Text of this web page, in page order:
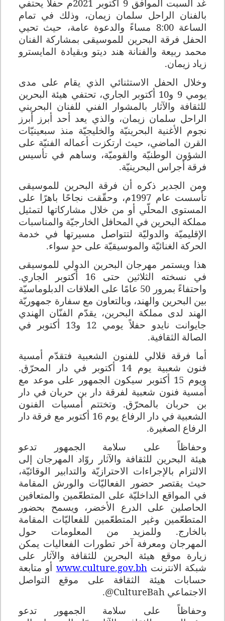
غد السبت الموافق9 أكتوبر 2021م حفلاً يحتفي
بالفنان الراحل سلمان زيمان، وذلك في تمام
الساعة8:00 مساءً والدعوة عامة، حيث تحيي
الحفل فرقة البحرين للموسيقى بمشاركة الفنان
محمد ربيعة والفنانة هند ديتو وبقيادة المايسترو
زياد زيمان.
وخلال الحفل الاستثنائي الذي يقام على مدى
يومي9 و10 أكتوبر الجاري، تحتفي هيئة البحرين
للثقافة والآثار بالمشوار الفني للفنان البحريني
الراحل سلمان زيمان، والذي يعد أحد أبرز أبرز
نجوم الأغنية البحرينيّة والخليجيّة منذ سبعينيّات
القرن الماضي، حيث ارتكزت أعماله الفنيّة على
الشؤون الوطنيّة والقوميّة، وساهم في تأسيس
فرقة أجراس البحرينيّة.
ومن الجدير ذكره أن فرقة البحرين للموسيقى
تأسست عام 1997م، وحقّقت نجاحًا باهرًا على
المستوى المحلّي أو من خلال مشاركاتها لتمثيل
مملكة البحرين في المحافل الخارجيّة والمناسبات
الإقليميّة والدوليّة لتتواصل مسيرتها في خدمة
الحركة الغنائيّة والموسيقيّة على حدٍ سواء.
هذا ويستمر مهرجان البحرين الدولي للموسيقى
في نسخته الثلاثين حتى16 أكتوبر الجاري.
واحتفاءً بمرور 50 عامًا على العلاقات الدبلوماسيّة
بين البحرين والهند، وبالتعاون مع سفارة جمهوريّة
الهند لدى مملكة البحرين، يقدّم الفنّان الهندي
جايوانت نايدو حفلاً يومي 12 و13 أكتوبر في
الصالة الثقافية.
أما فرقة قلالي للفنون الشعبية فتقدّم أمسية
فنون شعبية يوم14 أكتوبر في دار المحرّق.
ويوم 15 أكتوبر سيكون الجمهور على موعد مع
أمسية فنون شعبية لفرقة دار بن حربان في دار
بن حربان بالمحرّق. وتختتم أمسيات الفنون
الشعبية في دار الرفاع يوم16 أكتوبر مع فرقة دار
الرفاع الصغيرة.
وحفاظاً على سلامة الجمهور تدعو
هيئة البحرين للثقافة والآثار روّاد المهرجان إلى
الالتزام بالإجراءات الاحترازيّة والتدابير الوقائيّة،
حيث يقتصر حضور الفعاليّات والورش المقامة
في المواقع الداخليّة على المتطعّمين والمتعافين
الحاصلين على الدرع الأخضر، ويسمح بحضور
المتطعّمين وغير المتطعّمين للفعاليّات المقامة
بالخارج. وللمزيد من المعلومات حول
المهرجان ومعرفة آخر تطورات الفعاليات يمكن
زيارة موقع هيئة البحرين للثقافة والآثار على
شبكة الانترنتwww.culture.gov.bh أو متابعة
حسابات هيئة الثقافة على موقع التواصل
الاجتماعي @CultureBah
.
وحفاظاً على سلامة الجمهور تدعو